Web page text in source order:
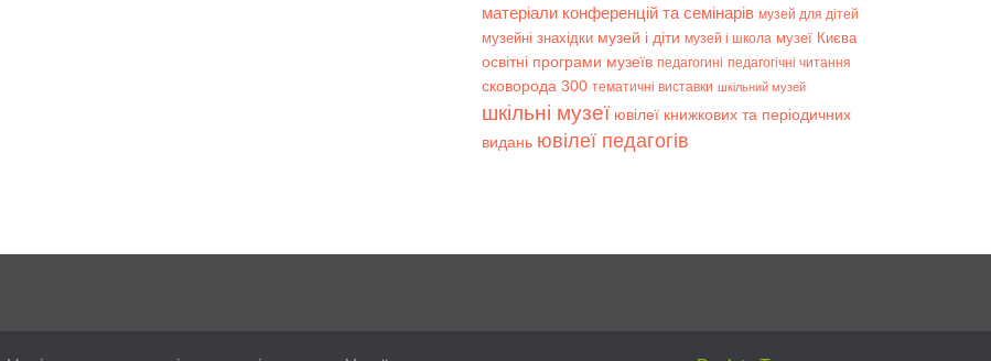
матеріали конференцій та семінарів музей для дітей
музейні знахідки музей і діти музей і школа музеї Києва
освітні програми музеїв педагогині педагогічні читання
сковорода 300 тематичні виставки шкільний музей
шкільні музеї ювілеї книжкових та періодичних
видань ювілеї педагогів